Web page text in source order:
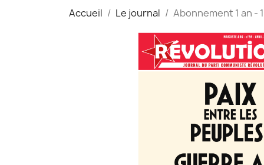
Accueil Le journal Abonnement 1 an -